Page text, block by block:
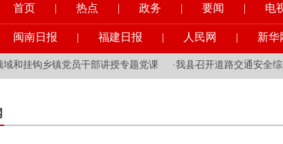
首页 | 热点 | 政务 | 要闻 | 电
闽南日报 | 福建日报 | 人民网 | 新华
挂钩乡镇党员干部讲授专题党课 ·我县召开道路交通安全综合